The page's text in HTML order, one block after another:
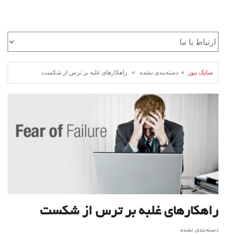
سایک نیوز » دسته‌بندی نشده » راهکارهای غلبه بر ترس از شکست
راهکارهای غلبه بر ترس از شکست
دسته‌بندی نشده